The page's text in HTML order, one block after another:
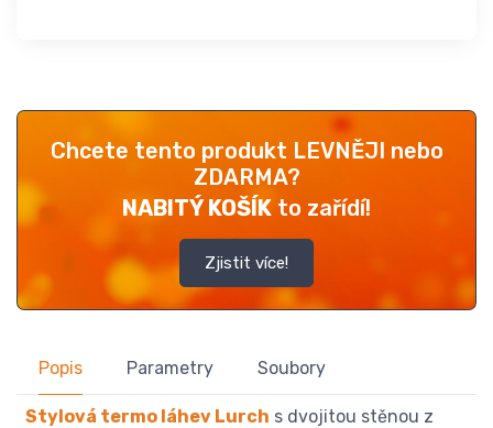
Chcete tento produkt LEVNĚJI nebo
ZDARMA?
NABITÝ KOŠÍK to zařídí!
Zjistit více!
Popis Parametry Soubory
Stylová termo láhev Lurch s dvojitou stěnou z